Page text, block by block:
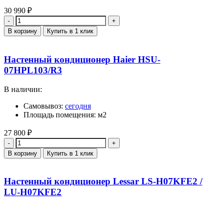
30 990 ₽
Количество
В корзину Купить в 1 клик
Настенный кондиционер Haier HSU-
07HPL103/R3
В наличии:
Самовывоз: сегодня
Площадь помещения: м2
27 800 ₽
Количество
В корзину Купить в 1 клик
Настенный кондиционер Lessar LS-H07KFE2 /
LU-H07KFE2